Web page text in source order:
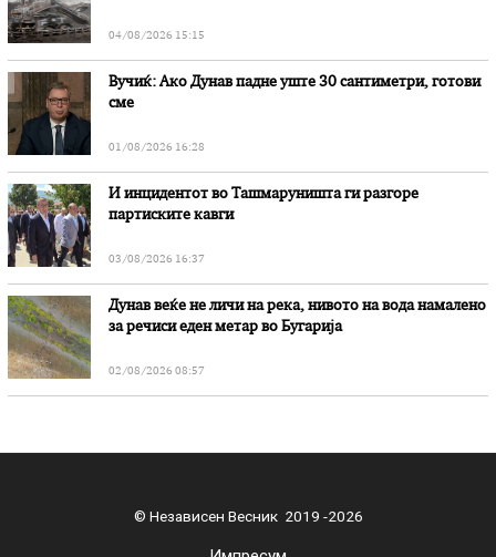
04/08/2026 15:15
Вучиќ: Ако Дунав падне уште 30 сантиметри, готови
сме
01/08/2026 16:28
И инцидентот во Ташмаруништa ги разгоре
партиските кавги
03/08/2026 16:37
Дунав веќе не личи на река, нивото на вода намалено
за речиси еден метар во Бугарија
02/08/2026 08:57
© Независен Весник 2019 -2026